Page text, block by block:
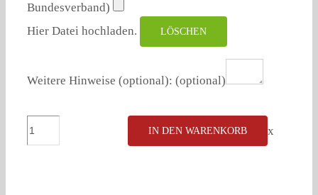
Bundesverband)
Hier Datei hochladen.
LÖSCHEN
Weitere Hinweise (optional): (optional)
Naturfreunde
3
IN DEN WARENKORB x